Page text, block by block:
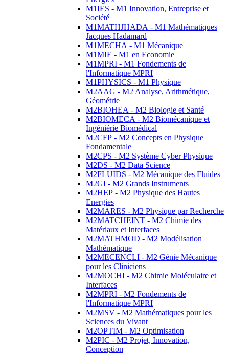
M1IES - M1 Innovation, Entreprise et
Société
M1MATHJHADA - M1 Mathématiques
Jacques Hadamard
M1MECHA - M1 Mécanique
M1MIE - M1 en Economie
M1MPRI - M1 Fondements de
l'Informatique MPRI
M1PHYSICS - M1 Physique
M2AAG - M2 Analyse, Arithmétique,
Géométrie
M2BIOHEA - M2 Biologie et Santé
M2BIOMECA - M2 Biomécanique et
Ingéniérie Biomédical
M2CFP - M2 Concepts en Physique
Fondamentale
M2CPS - M2 Système Cyber Physique
M2DS - M2 Data Science
M2FLUIDS - M2 Mécanique des Fluides
M2GI - M2 Grands Instruments
M2HEP - M2 Physique des Hautes
Energies
M2MARES - M2 Physique par Recherche
M2MATCHEINT - M2 Chimie des
Matériaux et Interfaces
M2MATHMOD - M2 Modélisation
Mathématique
M2MECENCLI - M2 Génie Mécanique
pour les Cliniciens
M2MOCHI - M2 Chimie Moléculaire et
Interfaces
M2MPRI - M2 Fondements de
l'Informatique MPRI
M2MSV - M2 Mathématiques pour les
Sciences du Vivant
M2OPTIM - M2 Optimisation
M2PIC - M2 Projet, Innovation,
Conception